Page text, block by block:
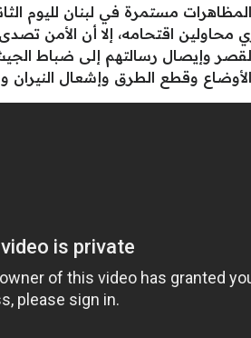
مستمرة في لبنان لليوم
محاولين اقتحامه، إلا أن الأمن
وإيصال رسالتهم إلى ضباط
وقطع الطرق وإشعال النيران